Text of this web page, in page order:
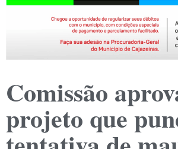
Comissão
projeto que